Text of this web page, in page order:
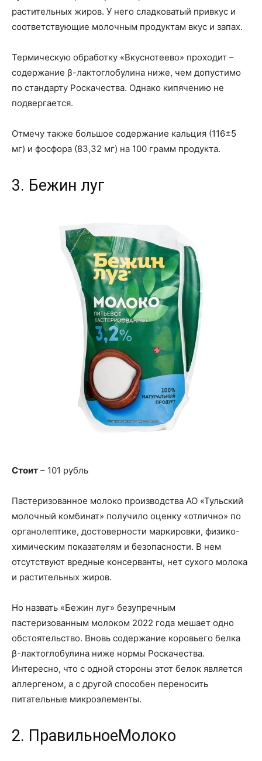
растительных жиров. У него сладковатый привкус и
соответствующие молочным продуктам вкус и запах.
Термическую обработку «Вкуснотеево» проходит –
содержание β-лактоглобулина ниже, чем допустимо
по стандарту Роскачества. Однако кипячению не
подвергается.
Отмечу также большое содержание кальция (116±5
мг) и фосфора (83,32 мг) на 100 грамм продукта.
3. Бежин луг
Стоит – 101 рубль
Пастеризованное молоко производства АО «Тульский
молочный комбинат» получило оценку «отлично» по
органолептике, достоверности маркировки, физико-
химическим показателям и безопасности. В нем
отсутствуют вредные консерванты, нет сухого молока
и растительных жиров.
Но назвать «Бежин луг» безупречным
пастеризованным молоком 2022 года мешает одно
обстоятельство. Вновь содержание коровьего белка
β-лактоглобулина ниже нормы Роскачества.
Интересно, что с одной стороны этот белок является
аллергеном, а с другой способен переносить
питательные микроэлементы.
2. ПравильноеМолоко